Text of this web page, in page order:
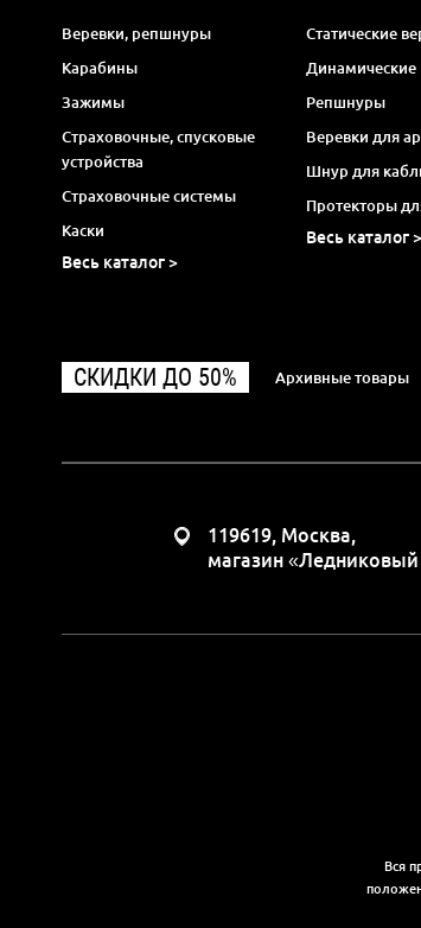
Веревки, репшнуры
Карабины
Зажимы
Страховочные, спусковые
устройства
Страховочные системы
Каски
Весь каталог >
Статические
Динамические
Репшнуры
Веревки для
Шнур для
Протекторы
Весь каталог >
СКИДКИ ДО 50% Архивные товары
119619, Москва,
магазин
Вся